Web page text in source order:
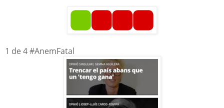
1 de 4 #AnemFatal